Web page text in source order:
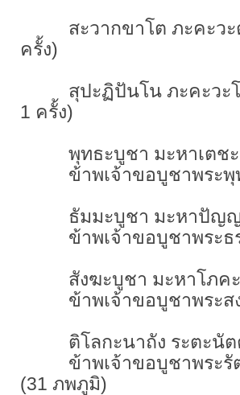
สะวากขาโต ภะคะวะต
ครั้ง)
สุปะฏิปันโน ภะคะวะโต
1 ครั้ง)
พุทธะบูชา มะหาเตชะ
ข้าพเจ้าขอบูชาพระพุท
ธัมมะบูชา มะหาปัญญ
ข้าพเจ้าขอบูชาพระธร
สังฆะบูชา มะหาโภคะ
ข้าพเจ้าขอบูชาพระสง
ติโลกะนาถัง ระตะนัตต
ข้าพเจ้าขอบูชาพระรัต
(31 ภพภูมิ)